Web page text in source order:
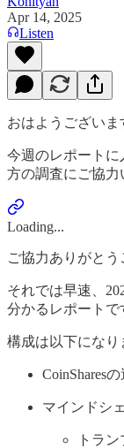
Apr 14, 2025
Listen
おはようございま
今週のレポートに
方の調査にご協力
Loading...
ご協力ありがとう
それでは早速、
分かるレポートで
構成は以下になり
CoinShares
マインドシ
トラ